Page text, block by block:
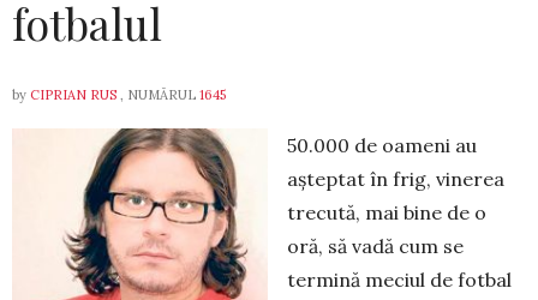
fotbalul
by CIPRIAN RUS , NUMĂRUL 1645
50.000 de oameni au
așteptat în frig, vinerea
trecută, mai bine de o
oră, să vadă cum se
termină meciul de fotbal